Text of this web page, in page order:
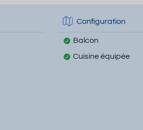
Configuration
Balcon
Cuisine équipée